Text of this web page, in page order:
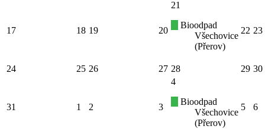
17 18 19 20
21
Bioodpad
Všechovice
(Přerov)
22 23
24 25 26 27 28 29 30
31 1 2 3
4
Bioodpad
Všechovice
(Přerov)
5 6